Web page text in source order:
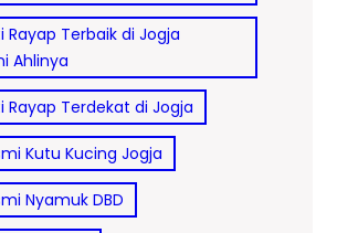
Rayap Terbaik di Jogja
Ahlinya
Rayap Terdekat di Jogja
Kutu Kucing Jogja
Nyamuk DBD